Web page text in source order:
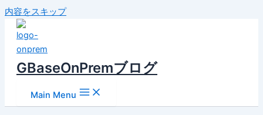
内容をスキップ
GBaseOnPremブログ
Main Menu